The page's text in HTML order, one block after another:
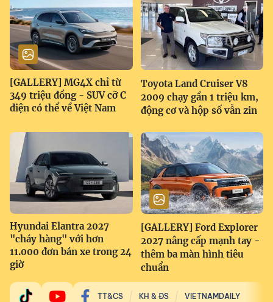
[GALLERY] MG4X chỉ từ
349 triệu đồng - SUV cỡ C
điện có thể về Việt Nam
Toyota Land Cruiser V8
2009 chạy gần 1 triệu km,
động cơ và hộp số vẫn zin
Hyundai Elantra 2027
"cháy hàng" với hơn
11.000 đơn bán xe trong 24
giờ
[GALLERY] Ford Explorer
2027 nâng cấp mạnh tay -
thêm ba màn hình tiêu
chuẩn
TT&CS KH & ĐS VIETNAMDAILY